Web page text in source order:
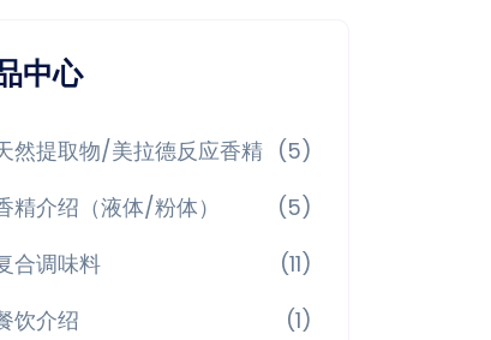
中心
然提取物/美拉德反应香精 (5)
精介绍（液体/粉体）
(5)
合调味料
(11)
饮介绍
(1)